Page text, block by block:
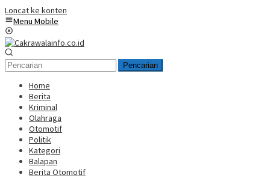
Loncat ke konten
Menu Mobile
Pencarian
Home
Berita
Kriminal
Olahraga
Otomotif
Politik
Kategori
Balapan
Berita Otomotif